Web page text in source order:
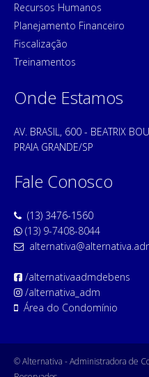
Recursos Humanos
Planejamento Financeiro
Fiscalização
Treinamentos
Onde Estamos
AV. BRASIL, 600 - BEATRIX
PRAIA GRANDE/SP
Fale Conosco
(13) 3476-1560
(13) 9-7408-8044
/alternativaadmdebens
/alternativa_adm
Área do Condomínio
© Alternativa - Administradora de